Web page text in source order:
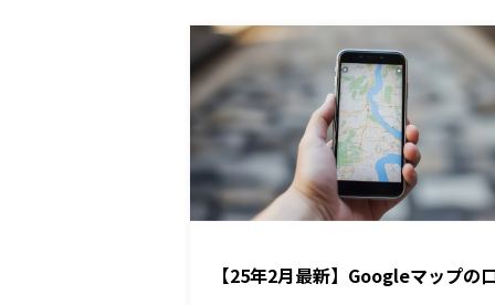
【25年2月最新】Googleマップの